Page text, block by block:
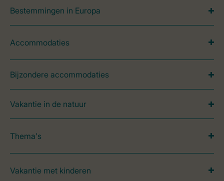
Bestemmingen in Europa
Accommodaties
Bijzondere accommodaties
Vakantie in de natuur
Thema's
Vakantie met kinderen